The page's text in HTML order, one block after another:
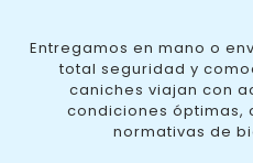
Entregamos en mano o
total seguridad y
caniches viajan con
condiciones óptimas,
normativas de